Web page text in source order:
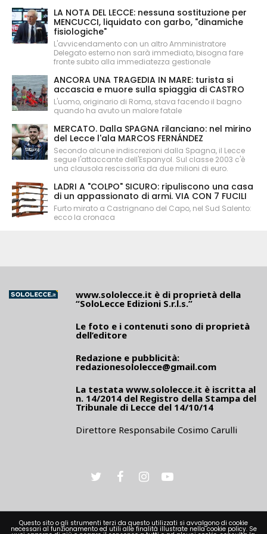
LA NOTA DEL LECCE: nessuna sostituzione per
MENCUCCI, liquidato con garbo, "dinamiche
fisiologiche"
L'avvicendamento con un altro Amministratore
Delegato esterno non sarà immediato, bisogna fare
fronte subito alla immediatezza gestionale
ANCORA UNA TRAGEDIA IN MARE: turista si
accascia e muore sulla spiaggia di CASTRO
L'uomo, originario di Roma, stava facendo il bagno
quando ha avuto un malore fatale
MERCATO. Dalla SPAGNA rilanciano: nel mirino
del Lecce l'ala MARCOS FERNÁNDEZ
Secondo alcune indiscrezioni dalla Spagna, il Lecce
segue l'attaccante dell'Espanyol. Sul classe 2003 c'è
una clausola rescissoria da due milioni di euro.
LADRI A "COLPO" SICURO: ripuliscono una casa
di un appassionato di armi. VIA CON 7 FUCILI
Furto mirato a Castrignano del Capo, nel Sud Salento:
ecco la cronaca
www.sololecce.it è di proprietà della
“SoloLecce Edizioni S.r.l.s.”
Le foto e i contenuti sono di proprietà
dell’editore
Redazione e pubblicità:
redazionesololecce@gmail.com
La testata www.sololecce.it è iscritta al
n. 14/2014 del Registro della Stampa del
Tribunale di Lecce del 14/10/14
Direttore Responsabile Cosimo Carulli
Questo sito o gli strumenti terzi da questo utilizzati si avvalgono di cookie
necessari al funzionamento ed utili alle finalità illustrate nella cookie policy. Se